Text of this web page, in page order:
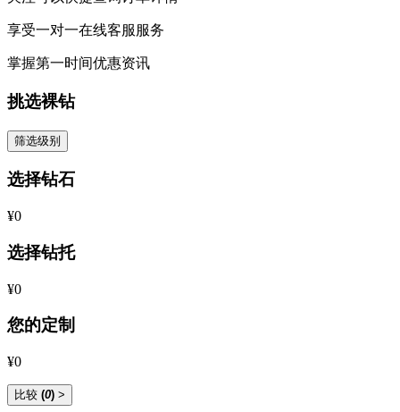
享受一对一在线客服服务
掌握第一时间优惠资讯
挑选裸钻
筛选级别
选择钻石
¥0
选择钻托
¥0
您的定制
¥0
比较 (0) >